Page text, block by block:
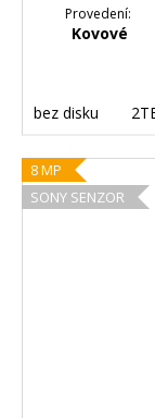
Provedení:
Kovové
bez disku
8 MP
SONY SENZOR